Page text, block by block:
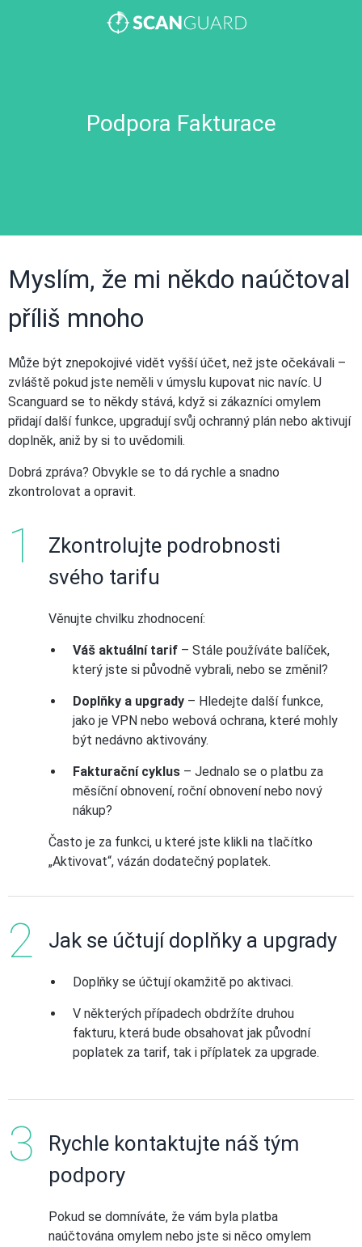
Podpora Fakturace
Myslím, že mi někdo naúčtoval
příliš mnoho
Může být znepokojivé vidět vyšší účet, než jste očekávali –
zvláště pokud jste neměli v úmyslu kupovat nic navíc. U
Scanguard se to někdy stává, když si zákazníci omylem
přidají další funkce, upgradují svůj ochranný plán nebo aktivují
doplněk, aniž by si to uvědomili.
Dobrá zpráva? Obvykle se to dá rychle a snadno
zkontrolovat a opravit.
Zkontrolujte podrobnosti
svého tarifu
Věnujte chvilku zhodnocení:
Váš aktuální tarif – Stále používáte balíček,
který jste si původně vybrali, nebo se změnil?
Doplňky a upgrady – Hledejte další funkce,
jako je VPN nebo webová ochrana, které mohly
být nedávno aktivovány.
Fakturační cyklus – Jednalo se o platbu za
měsíční obnovení, roční obnovení nebo nový
nákup?
Často je za funkci, u které jste klikli na tlačítko
„Aktivovat“, vázán dodatečný poplatek.
Jak se účtují doplňky a upgrady
Doplňky se účtují okamžitě po aktivaci.
V některých případech obdržíte druhou
fakturu, která bude obsahovat jak původní
poplatek za tarif, tak i příplatek za upgrade.
Rychle kontaktujte náš tým
podpory
Pokud se domníváte, že vám byla platba
naúčtována omylem nebo jste si něco omylem